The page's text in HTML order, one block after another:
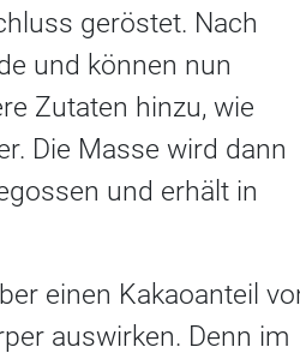
geröstet. Nach
und können nun
Zutaten hinzu, wie
Die Masse wird dann
und erhält in
einen Kakaoanteil
auswirken. Denn im